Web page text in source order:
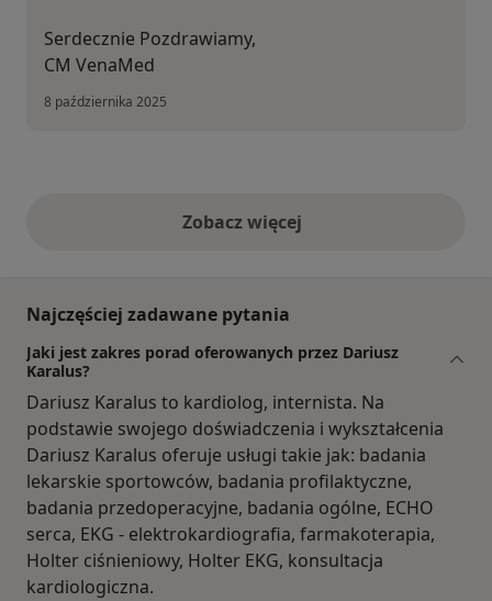
Serdecznie Pozdrawiamy,
CM VenaMed
8 października 2025
Zobacz więcejopinie powyżej
Najczęściej zadawane pytania
Jaki jest zakres porad oferowanych przez Dariusz
Karalus?
Dariusz Karalus to kardiolog, internista. Na
podstawie swojego doświadczenia i wykształcenia
Dariusz Karalus oferuje usługi takie jak: badania
lekarskie sportowców, badania profilaktyczne,
badania przedoperacyjne, badania ogólne, ECHO
serca, EKG - elektrokardiografia, farmakoterapia,
Holter ciśnieniowy, Holter EKG, konsultacja
kardiologiczna.